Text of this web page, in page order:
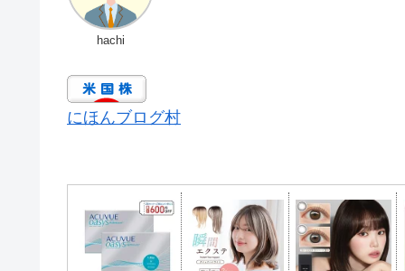
hachi
にほんブログ村